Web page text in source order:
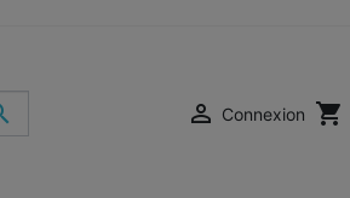
 Connexion shopping_cart